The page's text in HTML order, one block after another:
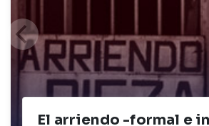
El arriendo -formal e